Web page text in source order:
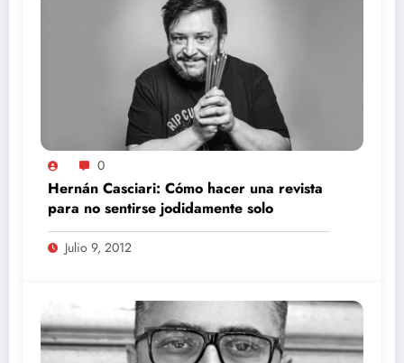
0
Hernán Casciari: Cómo hacer una revista
para no sentirse jodidamente solo
Julio 9, 2012